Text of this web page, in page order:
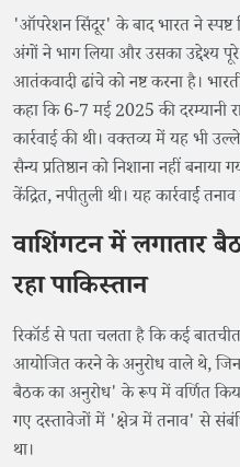
'ऑपरेशन सिंदूर' के बाद भारत ने
अंगों ने भाग लिया और उसका उद्देश्य
आतंकवादी ढांचे को नष्ट करना है।
कहा कि 6-7 मई 2025 की दरम्यानी
कार्रवाई की थी। वक्तव्य में यह भी
सैन्य प्रतिष्ठान को निशाना नहीं बनाया
केंद्रित, नपीतुली थी। यह कार्रवार्ई
वाशिंगटन में लगातार
रहा पाकिस्तान
रिकॉर्ड से पता चलता है कि कई
आयोजित करने के अनुरोध वाले थे,
बैठक का अनुरोध' के रूप में वर्णित
गए दस्तावेजों में 'क्षेत्र में तनाव' से
था।